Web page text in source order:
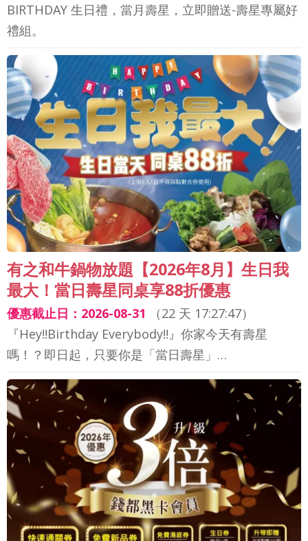
BIRTHDAY 生日禮，當月壽星，立即贈送-壽星專屬好
禮組。
有之和牛鍋物放題【2026年8月】生日我
最大！當日壽星同桌享88折優惠
優惠截止日：2026-08-31 （22 天 17:27:44）
『Hey!!Birthday Everybody!!』你家今天有壽星
嗎！？即日起，只要你是「當日壽星」…